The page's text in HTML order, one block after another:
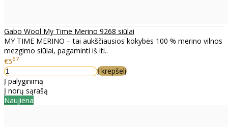
Gabo Wool My Time Merino 9268 siūlai
MY TIME MERINO – tai aukščiausios kokybės 100 % merino vilnos
mezgimo siūlai, pagaminti iš iti..
€567
Į krepšelį
Į palyginimą
Į norų sąrašą
Naujiena